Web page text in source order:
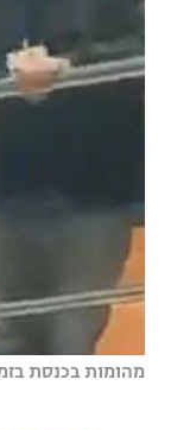
מהומות בכנסת